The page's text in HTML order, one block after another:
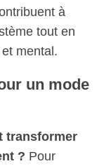
à
tout en
mental.
un mode
transformer
? Pour